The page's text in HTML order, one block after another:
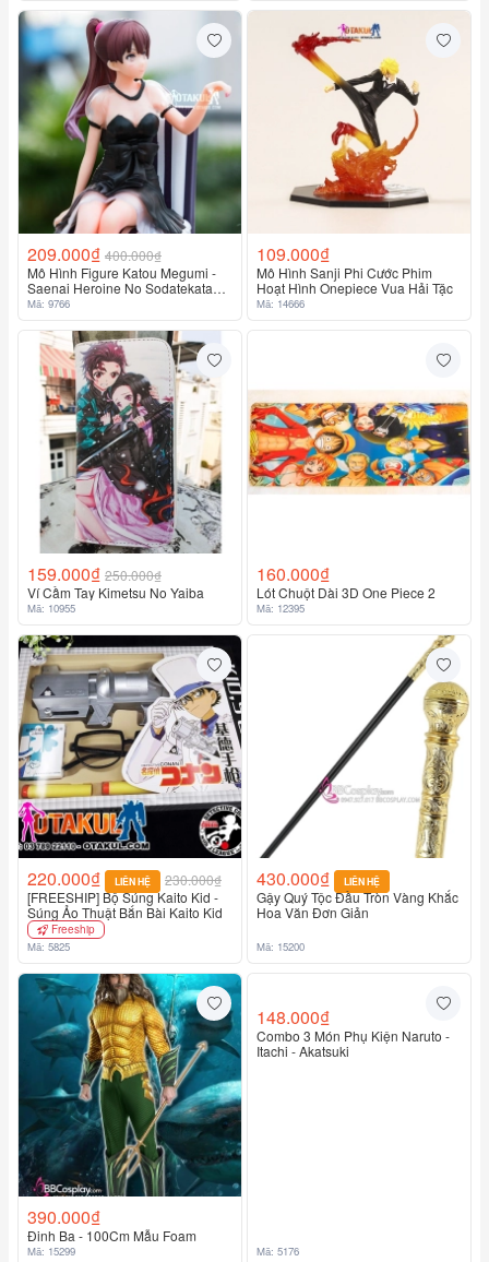
209.000₫ 400.000₫
Mô Hình Figure Katou Megumi -
Saenai Heroine No Sodatekata
(Dress Ver.)
Mã: 9766
109.000₫
Mô Hình Sanji Phi Cước Phim
Hoạt Hình Onepiece Vua Hải Tặc
Mã: 14666
159.000₫ 250.000₫
Ví Cầm Tay Kimetsu No Yaiba
Mã: 10955
160.000₫
Lót Chuột Dài 3D One Piece 2
Mã: 12395
220.000₫ LIÊN HỆ
230.000₫
[FREESHIP] Bộ Súng Kaito Kid -
Súng Ảo Thuật Bắn Bài Kaito Kid
Freeship
Mã: 5825
430.000₫ LIÊN HỆ
Gậy Quý Tộc Đầu Tròn Vàng Khắc
Hoa Văn Đơn Giản
Mã: 15200
390.000₫
Đinh Ba - 100Cm Mẫu Foam
Itachi - Akatsuki